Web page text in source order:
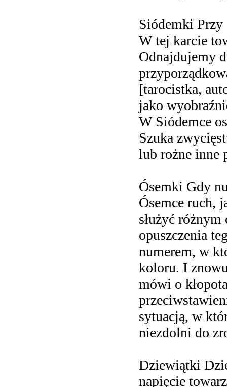
Siódemki Przy
W tej karcie
Odnajdujemy
[tarocistka,
jako
W Siódemce
Szuka
lub rożne inne
Ósemki Gdy
Ósemce ruch,
służyć
opuszczenia
numerem, w
koloru. I
mówi o
sytuacją, w
niezdolni do
Dziewiątki
napięcie